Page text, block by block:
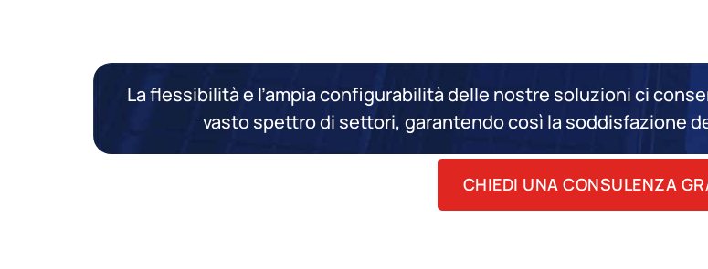
La flessibilità e l’ampia configurabilità delle nostre soluzioni ci
vasto spettro di settori, garantendo così la soddisfazione
CHIEDI UNA CONSULENZA